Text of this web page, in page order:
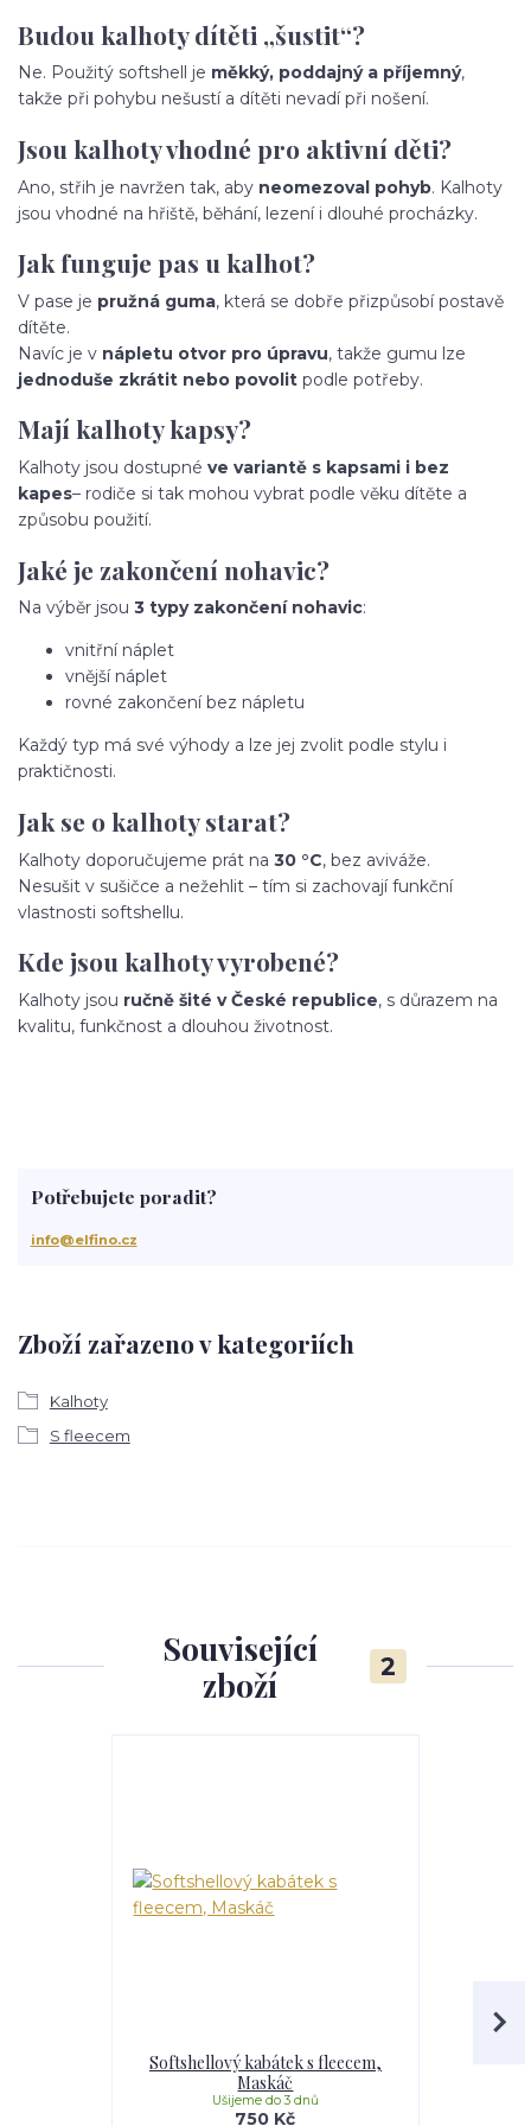
Budou kalhoty dítěti „šustit“?
Ne. Použitý softshell je měkký, poddajný a příjemný,
takže při pohybu nešustí a dítěti nevadí při nošení.
Jsou kalhoty vhodné pro aktivní děti?
Ano, střih je navržen tak, aby neomezoval pohyb. Kalhoty
jsou vhodné na hřiště, běhání, lezení i dlouhé procházky.
Jak funguje pas u kalhot?
V pase je pružná guma, která se dobře přizpůsobí postavě
dítěte.
Navíc je v nápletu otvor pro úpravu, takže gumu lze
jednoduše zkrátit nebo povolit podle potřeby.
Mají kalhoty kapsy?
Kalhoty jsou dostupné ve variantě s kapsami i bez
kapes– rodiče si tak mohou vybrat podle věku dítěte a
způsobu použití.
Jaké je zakončení nohavic?
Na výběr jsou 3 typy zakončení nohavic:
vnitřní náplet
vnější náplet
rovné zakončení bez nápletu
Každý typ má své výhody a lze jej zvolit podle stylu i
praktičnosti.
Jak se o kalhoty starat?
Kalhoty doporučujeme prát na 30 °C, bez aviváže.
Nesušit v sušičce a nežehlit – tím si zachovají funkční
vlastnosti softshellu.
Kde jsou kalhoty vyrobené?
Kalhoty jsou ručně šité v České republice, s důrazem na
kvalitu, funkčnost a dlouhou životnost.
Zboží zařazeno v kategoriích
Kalhoty
S fleecem
Potřebujete poradit?
info@elfino.cz
Související
zboží
2
Softshellový kabátek s fleecem,
Maskáč
750 Kč
Ušijeme do 3 dnů